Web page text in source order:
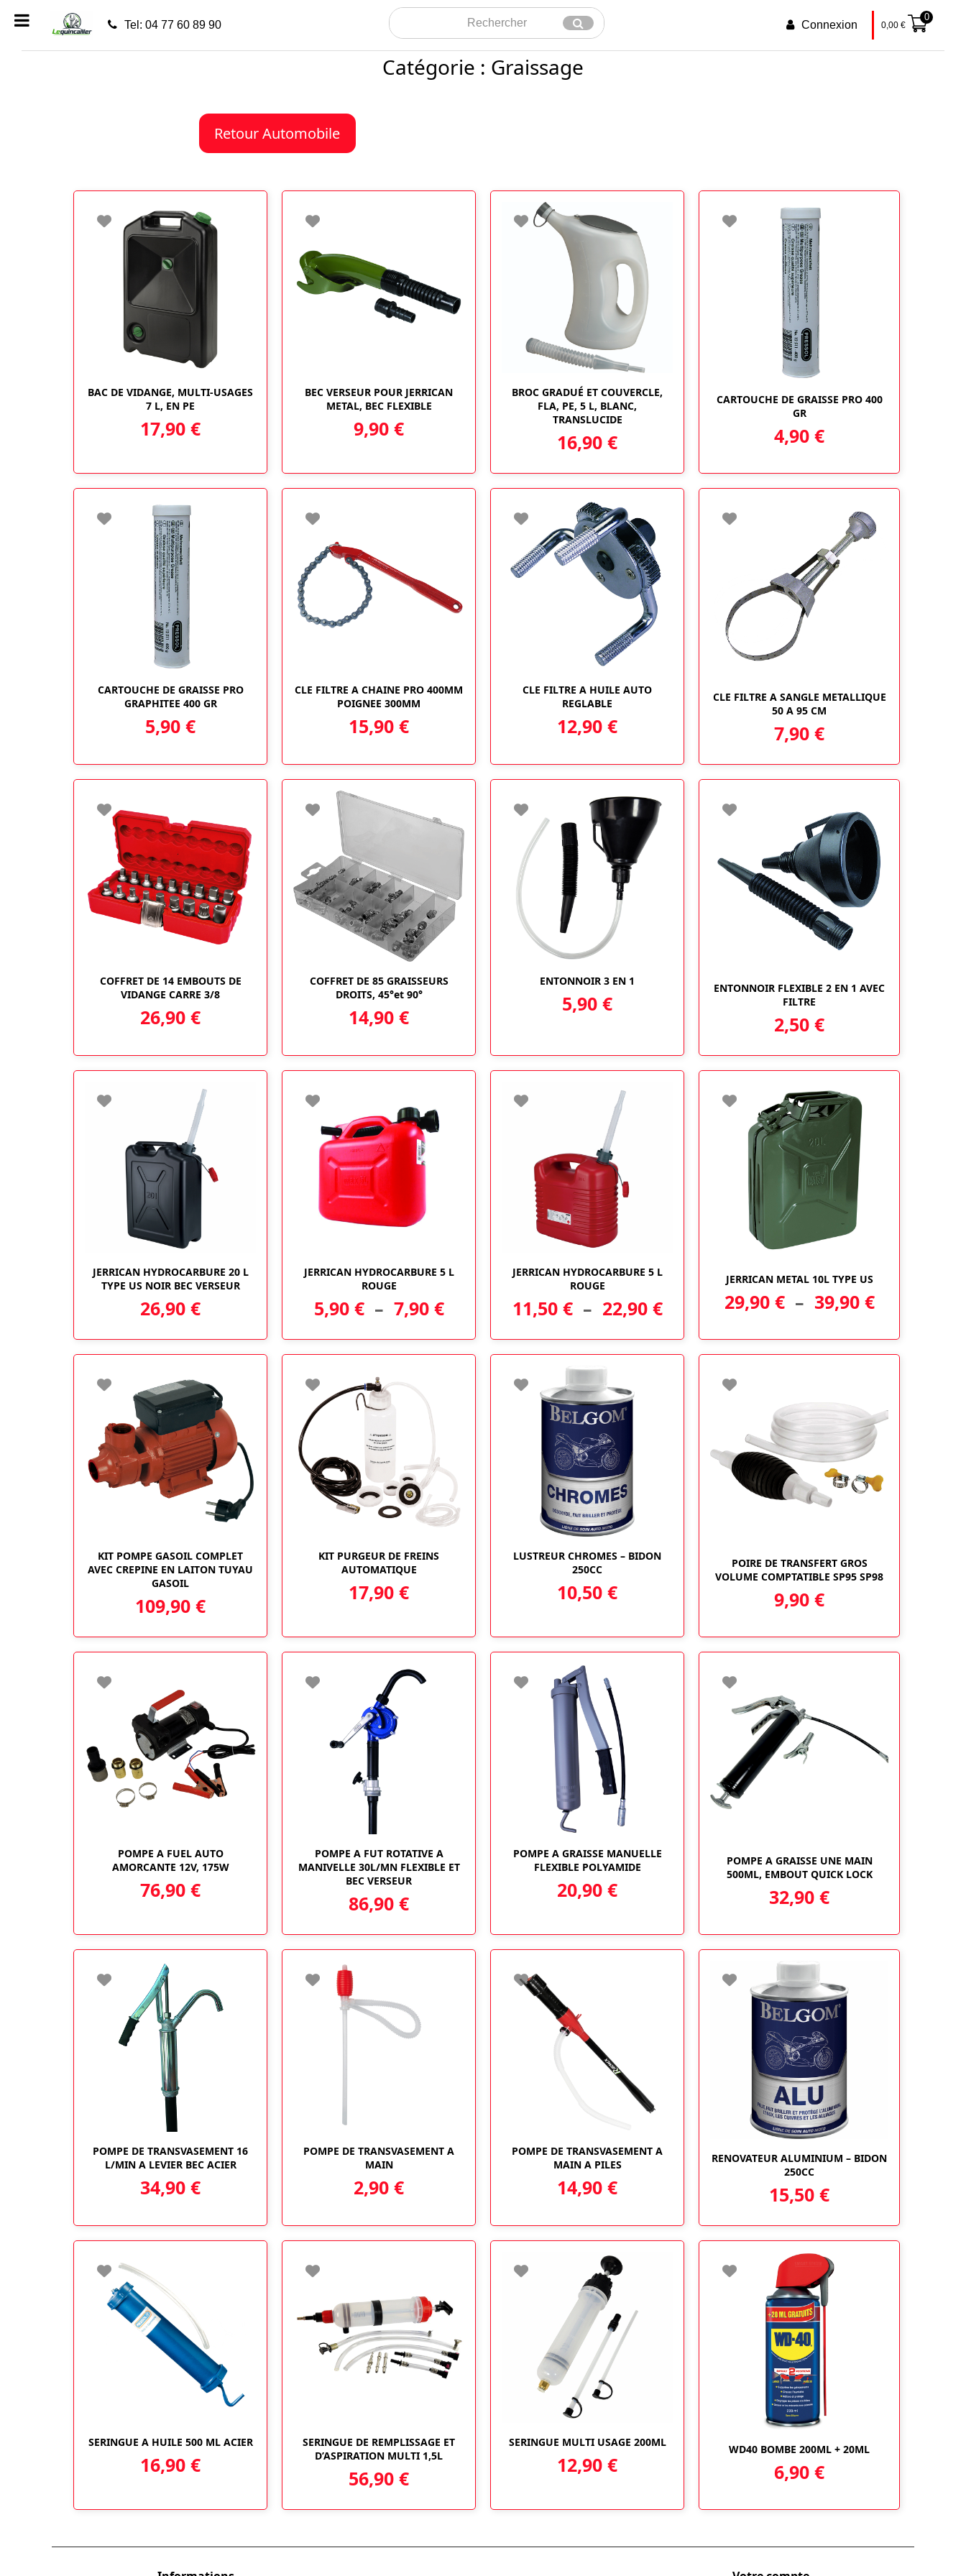
Tel: 04 77 60 89 90
Rechercher
Envoyer Connexion 0,00 €
0
Catégorie : Graissage
Retour Automobile
BAC DE VIDANGE, MULTI-USAGES
7 L, EN PE
17,90 €
BEC VERSEUR POUR JERRICAN
METAL, BEC FLEXIBLE
9,90 €
BROC GRADUÉ ET COUVERCLE,
FLA, PE, 5 L, BLANC,
TRANSLUCIDE
16,90 €
CARTOUCHE DE GRAISSE PRO 400
GR
4,90 €
CARTOUCHE DE GRAISSE PRO
GRAPHITEE 400 GR
5,90 €
CLE FILTRE A CHAINE PRO 400MM
POIGNEE 300MM
15,90 €
CLE FILTRE A HUILE AUTO
REGLABLE
12,90 €
CLE FILTRE A SANGLE METALLIQUE
50 A 95 CM
7,90 €
COFFRET DE 14 EMBOUTS DE
VIDANGE CARRE 3/8
26,90 €
COFFRET DE 85 GRAISSEURS
DROITS, 45°et 90°
14,90 €
ENTONNOIR 3 EN 1
5,90 €
ENTONNOIR FLEXIBLE 2 EN 1 AVEC
FILTRE
2,50 €
JERRICAN HYDROCARBURE 20 L
TYPE US NOIR BEC VERSEUR
26,90 €
produit
a
plusieurs
variations.
être
choisies
sur
page
produit
JERRICAN HYDROCARBURE 5 L
ROUGE
5,90 € – 7,90 €Plage
prix :
produit
a
plusieurs
variations.
choisies
sur
la
page
du
produit
JERRICAN HYDROCARBURE 5 L
ROUGE
11,50 € – 22,90 €Plage
de
prix :
produit
plusieurs
Les
options
la
page
du
produit
JERRICAN METAL 10L TYPE US
29,90 € – 39,90 €Plage
prix :
39,90 €
KIT POMPE GASOIL COMPLET
AVEC CREPINE EN LAITON TUYAU
GASOIL
109,90 €
KIT PURGEUR DE FREINS
AUTOMATIQUE
17,90 €
LUSTREUR CHROMES – BIDON
250CC
10,50 €
POIRE DE TRANSFERT GROS
VOLUME COMPTATIBLE SP95 SP98
9,90 €
POMPE A FUEL AUTO
AMORCANTE 12V, 175W
76,90 €
POMPE A FUT ROTATIVE A
MANIVELLE 30L/MN FLEXIBLE ET
BEC VERSEUR
86,90 €
POMPE A GRAISSE MANUELLE
FLEXIBLE POLYAMIDE
20,90 €
POMPE A GRAISSE UNE MAIN
500ML, EMBOUT QUICK LOCK
32,90 €
POMPE DE TRANSVASEMENT 16
L/MIN A LEVIER BEC ACIER
34,90 €
POMPE DE TRANSVASEMENT A
MAIN
2,90 €
POMPE DE TRANSVASEMENT A
MAIN A PILES
14,90 €
RENOVATEUR ALUMINIUM – BIDON
250CC
15,50 €
SERINGUE A HUILE 500 ML ACIER
16,90 €
SERINGUE DE REMPLISSAGE ET
D’ASPIRATION MULTI 1,5L
56,90 €
SERINGUE MULTI USAGE 200ML
12,90 €
WD40 BOMBE 200ML + 20ML
6,90 €